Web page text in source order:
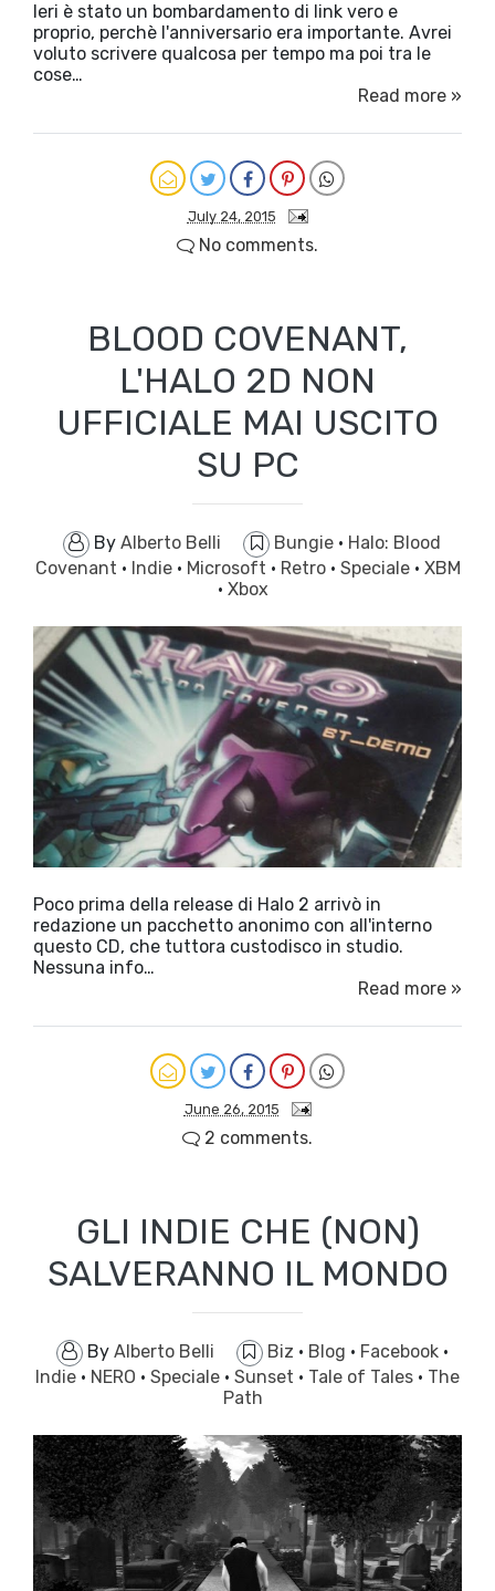
Ieri è stato un bombardamento di link vero e
proprio, perchè l'anniversario era importante. Avrei
voluto scrivere qualcosa per tempo ma poi tra le
cose…
Read more »
July 24, 2015
No comments.
BLOOD COVENANT,
L'HALO 2D NON
UFFICIALE MAI USCITO
SU PC
By Alberto Belli Bungie · Halo: Blood
Covenant · Indie · Microsoft · Retro · Speciale · XBM
· Xbox
Poco prima della release di Halo 2 arrivò in
redazione un pacchetto anonimo con all'interno
questo CD, che tuttora custodisco in studio.
Nessuna info…
Read more »
June 26, 2015
2 comments.
GLI INDIE CHE (NON)
SALVERANNO IL MONDO
By Alberto Belli Biz · Blog · Facebook ·
Indie · NERO · Speciale · Sunset · Tale of Tales · The
Path